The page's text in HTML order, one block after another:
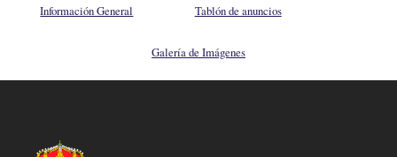
Información General
Tablón de anuncios
Galería de Imágenes